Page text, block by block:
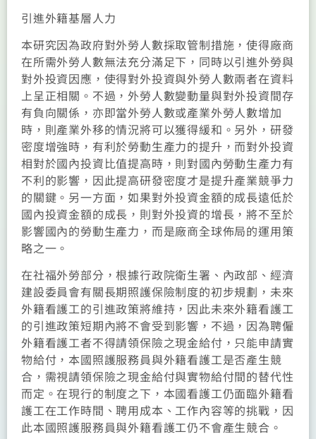
引進外籍基層人力
本研究因為政府對外勞人數採取管制措施，使得廠商
在所需外勞人數無法充分滿足下，同時以引進外勞與
對外投資因應，使得對外投資與外勞人數兩者在資料
上呈正相關。不過，外勞人數變動量與對外投資間存
有負向關係，亦即當外勞人數或產業外勞人數增加
時，則產業外移的情況將可以獲得緩和。另外，研發
密度增強時，有利於勞動生產力的提升，而對外投資
相對於國內投資比值提高時，則對國內勞動生產力有
不利的影響，因此提高研發密度才是提升產業競爭力
的關鍵。另一方面，如果對外投資金額的成長遠低於
國內投資金額的成長，則對外投資的增長，將不至於
影響國內的勞動生產力，而是廠商全球佈局的運用策
略之一。
在社福外勞部分，根據行政院衛生署、內政部、經濟
建設委員會有關長期照護保險制度的初步規劃，未來
外籍看護工的引進政策將維持，因此未來外籍看護工
的引進政策短期內將不會受到影響，不過，因為聘僱
外籍看護工者不得請領保險之現金給付，只能申請實
物給付，本國照護服務員與外籍看護工是否產生競
合，需視請領保險之現金給付與實物給付間的替代性
而定。在現行的制度之下，本國看護工仍面臨外籍看
護工在工作時間、聘用成本、工作內容等的挑戰，因
此本國照護服務員與外籍看護工仍不會產生競合。